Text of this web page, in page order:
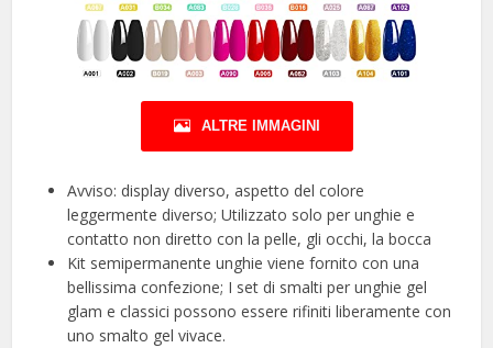
ALTRE IMMAGINI
Avviso: display diverso, aspetto del colore
leggermente diverso; Utilizzato solo per unghie e
contatto non diretto con la pelle, gli occhi, la bocca
Kit semipermanente unghie viene fornito con una
bellissima confezione; I set di smalti per unghie gel
glam e classici possono essere rifiniti liberamente con
uno smalto gel vivace.